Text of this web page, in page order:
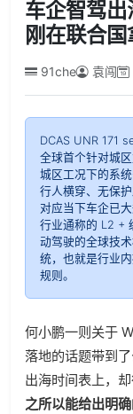
车企智驾出
刚在联合国
91che 袁闯
DCAS UNR 171
全球首个针对城
城区工况下的系
行人横穿、无保
对应当下车企已
行业通称的 L2 +
动驾驶的全球技
统，也就是行业
规则。
何小鹏一则关于
落地的话题带到
出海时间表上，
之所以能给出明